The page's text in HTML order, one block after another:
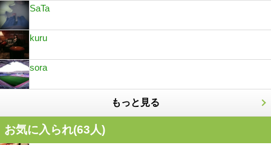
SaTa
kuru
sora
もっと見る
お気に入られ(63人)